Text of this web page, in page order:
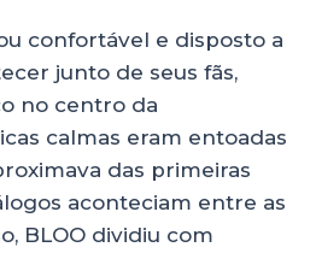
confortável e disposto a
junto de seus fãs,
no centro da
calmas eram entoadas
das primeiras
aconteciam entre as
BLOO dividiu com